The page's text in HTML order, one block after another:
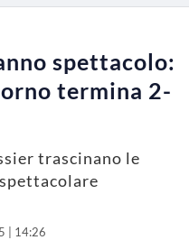
spettacolo:
termina 2-
trascinano le
| 14:26